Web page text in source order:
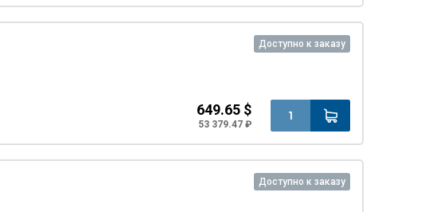
Доступно к заказу
649.65 $
53 379.47 ₽
Доступно к заказу